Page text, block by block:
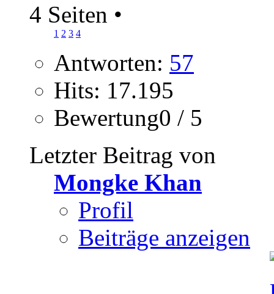
4 Seiten •
1 2 3 4
Antworten: 57
Hits: 17.195
Bewertung0 / 5
Letzter Beitrag von
Mongke Khan
Profil
Beiträge anzeigen